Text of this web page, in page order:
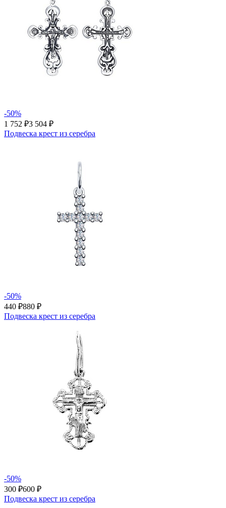
-50%
1 752 ₽3 504 ₽
Подвеска крест из серебра
-50%
440 ₽880 ₽
Подвеска крест из серебра
-50%
300 ₽600 ₽
Подвеска крест из серебра